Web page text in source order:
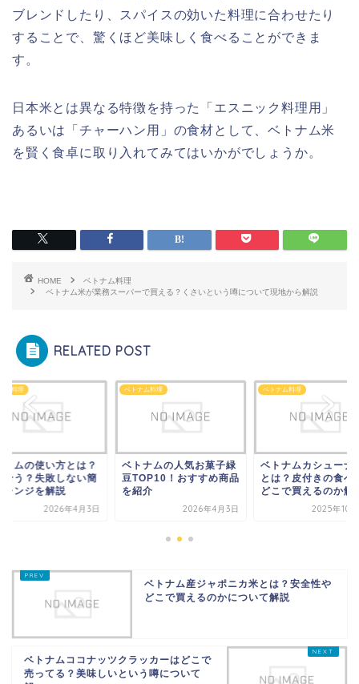
ブレンドしたり、スパイスの効いた料理に合わせたり
することで、驚くほど美味しく食べることができま
す。
日本米とは異なる特徴を持った「エスニック料理用」
あるいは「チャーハン用」の食材として、ベトナム米
を賢く食卓に取り入れてみてはいかがでしょうか。
HOME
ベトナム料理
ベトナム米が業務スーパーで買える？くさいという噂について現地から解説
RELATED POST
ム料理
トムの使い方とは？
合う？失敗しない簡
レンジを解説
2026年4月3日
ベトナム料理
ベトナムの人気お菓子緑
豆TOP10！おすすめ商品
を紹介
2026年4月3日
ベトナム料理
ベトナムカシューナ
とは？皮付きの食べ
どこで買えるのか解
2025年10
ベトナム産ジャポニカ米とは？安全性や
どこで買えるのかについて解説
ベトナムココナッツクラッカーはどこで
売ってる？美味しいという噂について